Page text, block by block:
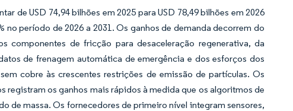
de USD 74,94 bilhões em 2025 para USD 78,49 bilhões em 2026
no período de 2026 a 2031. Os ganhos de demanda decorrem do
componentes de fricção para desaceleração regenerativa, da
de frenagem automática de emergência e dos esforços dos
cobre às crescentes restrições de emissão de partículas. Os
os ganhos mais rápidos à medida que os algoritmos de
de massa. Os fornecedores de primeiro nível integram sensores,